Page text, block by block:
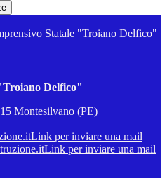
Statale "Troiano Delfico"
Delfico"
Montesilvano (PE)
Link per inviare una mail
Link per inviare una mail